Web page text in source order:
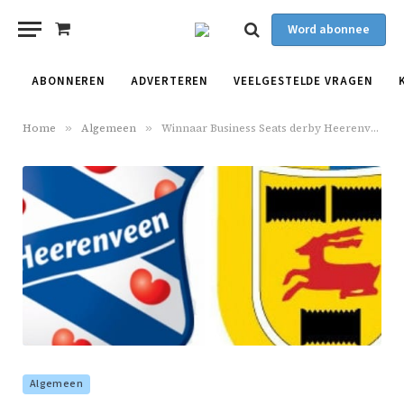
Shopping
Word abonnee
ABONNEREN ADVERTEREN VEELGESTELDE VRAGEN
Home » Algemeen » Winnaar Business Seats derby Heerenveen – Cambuur
Algemeen